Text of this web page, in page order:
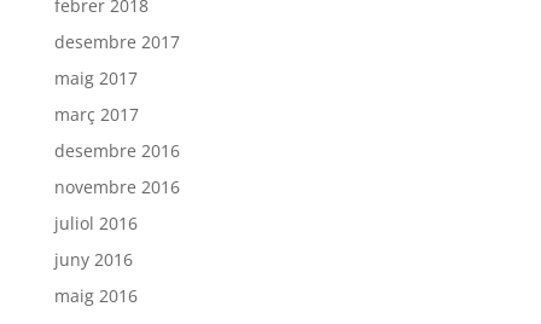
febrer 2018
desembre 2017
maig 2017
març 2017
desembre 2016
novembre 2016
juliol 2016
juny 2016
maig 2016